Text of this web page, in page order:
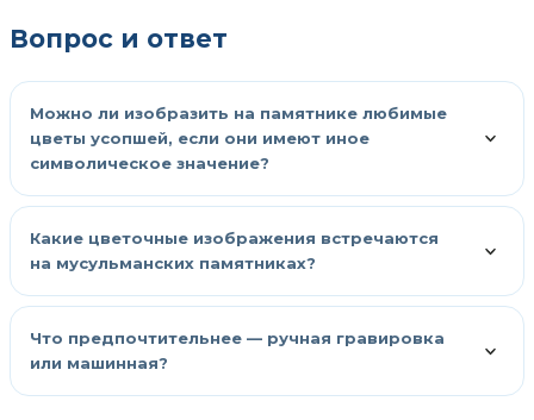
Вопрос и ответ
Можно ли изобразить на памятнике любимые
цветы усопшей, если они имеют иное
символическое значение?
Какие цветочные изображения встречаются
на мусульманских памятниках?
Что предпочтительнее — ручная гравировка
или машинная?